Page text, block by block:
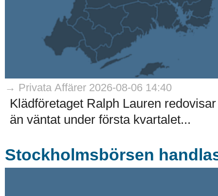
→ Privata Affärer 2026-08-06 14:40
Klädföretaget Ralph Lauren
än väntat under första kvartalet...
Stockholmsbörsen